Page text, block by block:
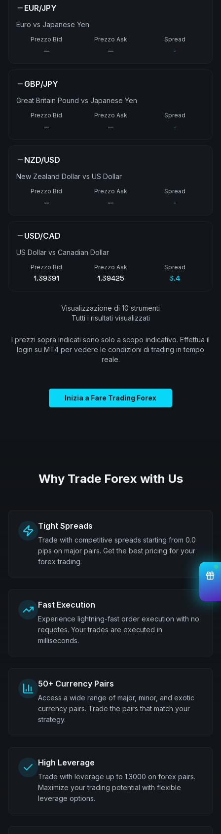
EUR/JPY
Euro vs Japanese Yen
Prezzo Bid
—
Prezzo Ask
—
Spread
-
GBP/JPY
Great Britain Pound vs Japanese Yen
Prezzo Bid
—
Prezzo Ask
—
Spread
-
NZD/USD
New Zealand Dollar vs US Dollar
Prezzo Bid
—
Prezzo Ask
—
Spread
-
USD/CAD
US Dollar vs Canadian Dollar
Prezzo Bid
1.39391
Prezzo Ask
1.39425
Spread
3.4
Visualizzazione di 10 strumenti
Tutti i risultati visualizzati
I prezzi sopra indicati sono solo a scopo indicativo. Effettua il
login su MT4 per vedere le condizioni di trading in tempo
reale.
Inizia a Fare Trading Forex
Why Trade Forex with Us
Tight Spreads
Trade with competitive spreads starting from 0.0
pips on major pairs. Get the best pricing for your
forex trading.
Fast Execution
Experience lightning-fast order execution with no
requotes. Your trades are executed in
milliseconds.
50+ Currency Pairs
Access a wide range of major, minor, and exotic
currency pairs. Trade the pairs that match your
strategy.
High Leverage
Trade with leverage up to 1:3000 on forex pairs.
Maximize your trading potential with flexible
leverage options.